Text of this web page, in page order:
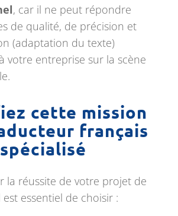
, car il ne peut répondre
de qualité, de précision et
(adaptation du texte)
votre entreprise sur la scène
cette mission
français
la réussite de votre projet de
essentiel de choisir :